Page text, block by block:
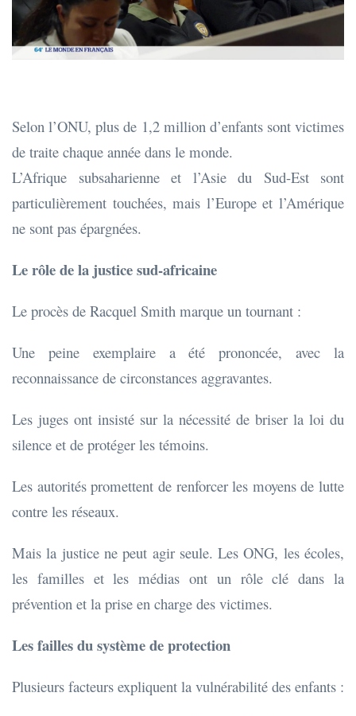
Selon l’ONU, plus de 1,2 million d’enfants sont victimes
de traite chaque année dans le monde.
L’Afrique subsaharienne et l’Asie du Sud-Est sont
particulièrement touchées, mais l’Europe et l’Amérique
ne sont pas épargnées.
Le rôle de la justice sud-africaine
Le procès de Racquel Smith marque un tournant :
Une peine exemplaire a été prononcée, avec la
reconnaissance de circonstances aggravantes.
Les juges ont insisté sur la nécessité de briser la loi du
silence et de protéger les témoins.
Les autorités promettent de renforcer les moyens de lutte
contre les réseaux.
Mais la justice ne peut agir seule. Les ONG, les écoles,
les familles et les médias ont un rôle clé dans la
prévention et la prise en charge des victimes.
Les failles du système de protection
Plusieurs facteurs expliquent la vulnérabilité des enfants :